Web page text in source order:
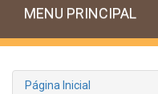
MENU PRINCIPAL
Página Inicial